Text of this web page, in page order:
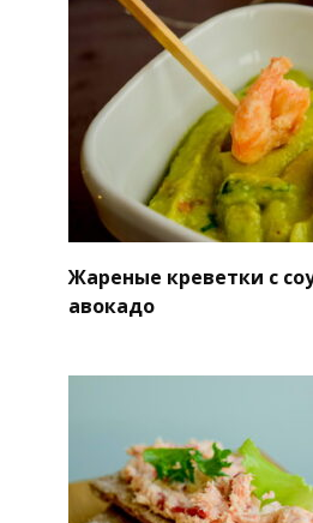
Жареные креветки с
авокадо